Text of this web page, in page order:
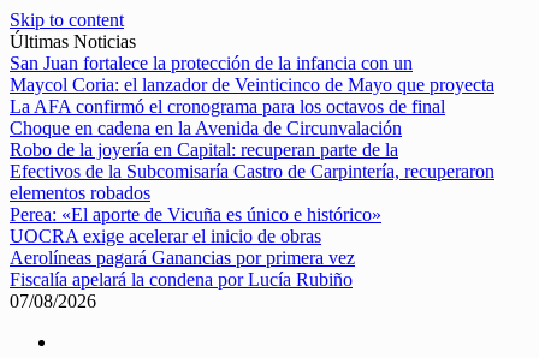
Skip to content
Últimas Noticias
San Juan fortalece la protección de la infancia con un
Maycol Coria: el lanzador de Veinticinco de Mayo que proyecta
La AFA confirmó el cronograma para los octavos de final
Choque en cadena en la Avenida de Circunvalación
Robo de la joyería en Capital: recuperan parte de la
Efectivos de la Subcomisaría Castro de Carpintería, recuperaron
elementos robados
Perea: «El aporte de Vicuña es único e histórico»
UOCRA exige acelerar el inicio de obras
Aerolíneas pagará Ganancias por primera vez
Fiscalía apelará la condena por Lucía Rubiño
07/08/2026